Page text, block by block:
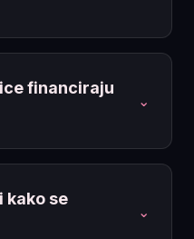
financiraju
⌄
kako se
⌄